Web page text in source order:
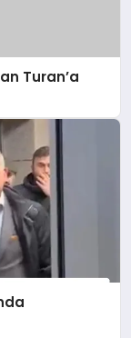
Turan’a